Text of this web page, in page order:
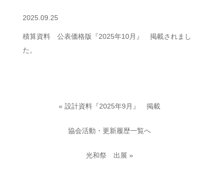
2025.09.25
積算資料 公表価格版『2025年10月』 掲載されまし
た。
«設計資料『2025年9月』 掲載
協会活動・更新履歴一覧へ
光和祭 出展 »